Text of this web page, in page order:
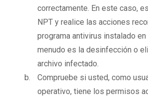
correctamente. En este caso,
NPT y realice las acciones
programa antivirus instalado
menudo es la desinfección o
archivo infectado.
Compruebe si usted, como
operativo, tiene los permisos